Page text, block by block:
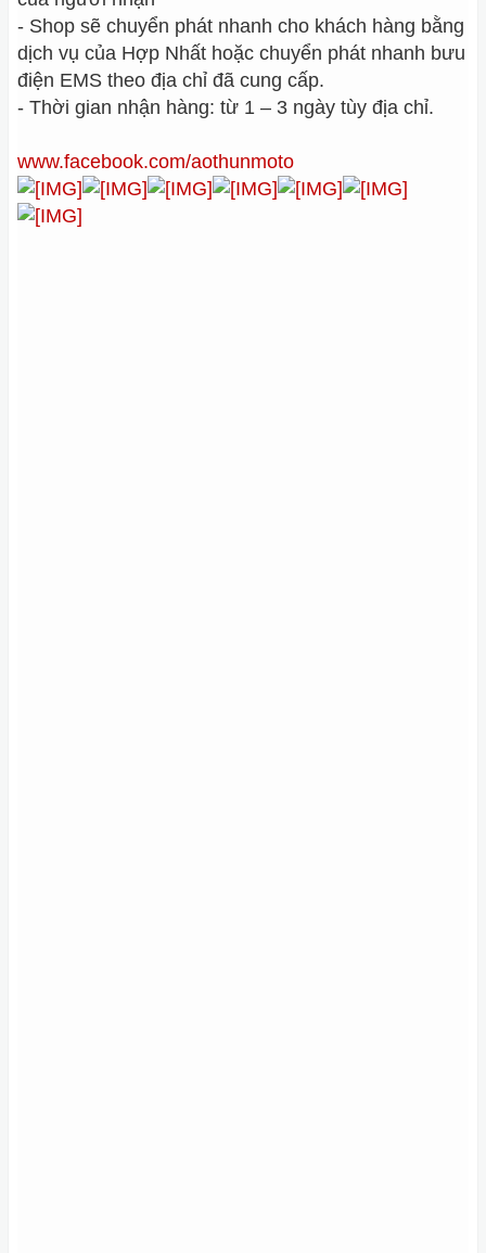
- Shop sẽ chuyển phát nhanh cho khách hàng bằng
dịch vụ của Hợp Nhất hoặc chuyển phát nhanh bưu
điện EMS theo địa chỉ đã cung cấp.
- Thời gian nhận hàng: từ 1 – 3 ngày tùy địa chỉ.
www.facebook.com/aothunmoto